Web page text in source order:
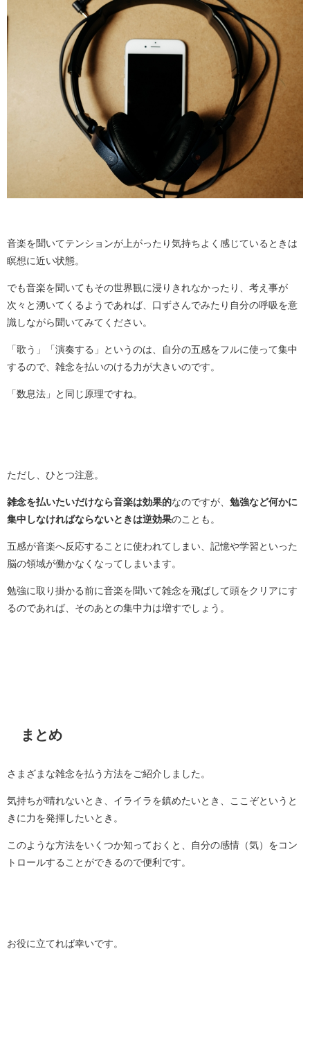
音楽を聞いてテンションが上がったり気持ちよく感じているときは
瞑想に近い状態。
でも音楽を聞いてもその世界観に浸りきれなかったり、考え事が
次々と湧いてくるようであれば、口ずさんでみたり自分の呼吸を意
識しながら聞いてみてください。
「歌う」「演奏する」というのは、自分の五感をフルに使って集中
するので、雑念を払いのける力が大きいのです。
「数息法」と同じ原理ですね。
ただし、ひとつ注意。
雑念を払いたいだけなら音楽は効果的なのですが、 勉強など何かに
集中しなければならないときは逆効果のことも。
五感が音楽へ反応することに使われてしまい、記憶や学習といった
脳の領域が働かなくなってしまいます。
勉強に取り掛かる前に音楽を聞いて雑念を飛ばして頭をクリアにす
るのであれば、そのあとの集中力は増すでしょう。
まとめ
さまざまな雑念を払う方法をご紹介しました。
気持ちが晴れないとき、イライラを鎮めたいとき、ここぞというと
きに力を発揮したいとき。
このような方法をいくつか知っておくと、自分の感情（気）をコン
トロールすることができるので便利です。
お役に立てれば幸いです。